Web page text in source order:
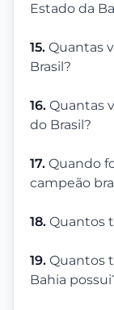
Estado da
15. Quantas
Brasil?
16. Quantas
do Brasil?
17. Quando
campeão
18. Quantos
19. Quantos
Bahia